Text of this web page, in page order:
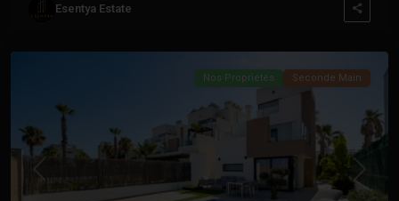
Esentya Estate
du
Précédent Suivant
Nos Propriétés Seconde Main